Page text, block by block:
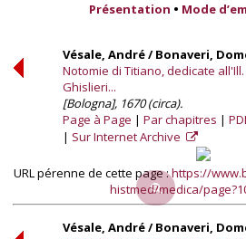
Présentation • Mode
Vésale, André / Bonaveri,
Notomie di Titiano, dedicate all'Ill.
Ghislieri...
[Bologna], 1670 (circa).
Page à Page
Par chapitres
Sur Internet Archive
URL pérenne de cette page :https://
histmed/medica/
Vésale, André / Bonaveri,